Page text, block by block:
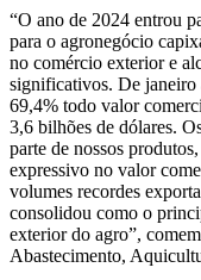
“O ano de 2024 entrou
para o agronegócio
no comércio exterior e
significativos. De janeiro
69,4% todo valor
3,6 bilhões de dólares.
parte de nossos
expressivo no valor
volumes recordes
consolidou como o
exterior do agro”,
Abastecimento,